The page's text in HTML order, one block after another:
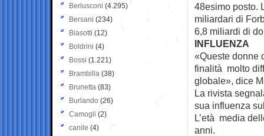
48esimo posto.
miliardari di
6,8 miliardi di
INFLUENZA
«Queste donne
finalità molto
globale», dice
La rivista
sua influenza
L’età media
anni.
Berlusconi (4.295)
Bersani (234)
Biasotti (12)
Boldrini (4)
Bossi (1.221)
Brambilla (38)
Brunetta (83)
Burlando (26)
Camogli (2)
canile (4)